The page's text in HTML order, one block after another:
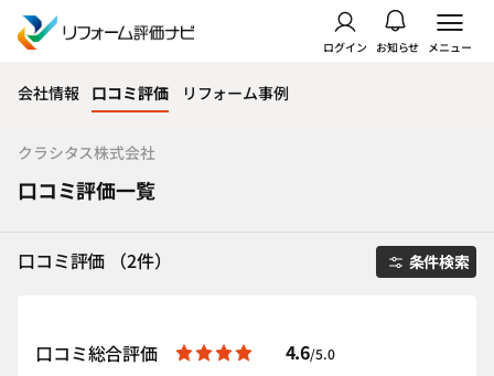
ログイン お知らせ メニュー
会社情報 口コミ評価 リフォーム事例
クラシタス株式会社
口コミ評価一覧
口コミ評価 （2件） 条件検索
口コミ総合評価 4.6/5.0